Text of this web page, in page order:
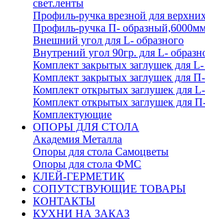
свет.ленты
Профиль-ручка врезной для
Профиль-ручка П-
Внешний угол для L- образного
Внутрений угол 90гр. для L-
Комплект закрытых заглушек для L-
Комплект закрытых заглушек для
Комплект открытых заглушек для
Комплект открытых заглушек для
Комплектующие
ОПОРЫ ДЛЯ СТОЛА
Академия Металла
Опоры для стола Самоцветы
Опоры для стола ФМС
КЛЕЙ-ГЕРМЕТИК
СОПУТСТВУЮЩИЕ ТОВАРЫ
КОНТАКТЫ
КУХНИ НА ЗАКАЗ